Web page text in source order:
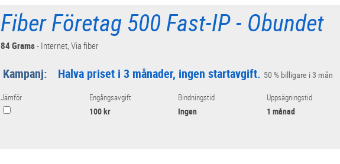
Fiber Företag 500 Fast-IP - Obundet
84 Grams- Internet, Via fiber
Kampanj: Halva priset i 3 månader, ingen startavgift. 50 % billigare i 3 mån
Jämför Engångsavgift
100 kr
Bindningstid
Ingen
Uppsägningstid
1 månad